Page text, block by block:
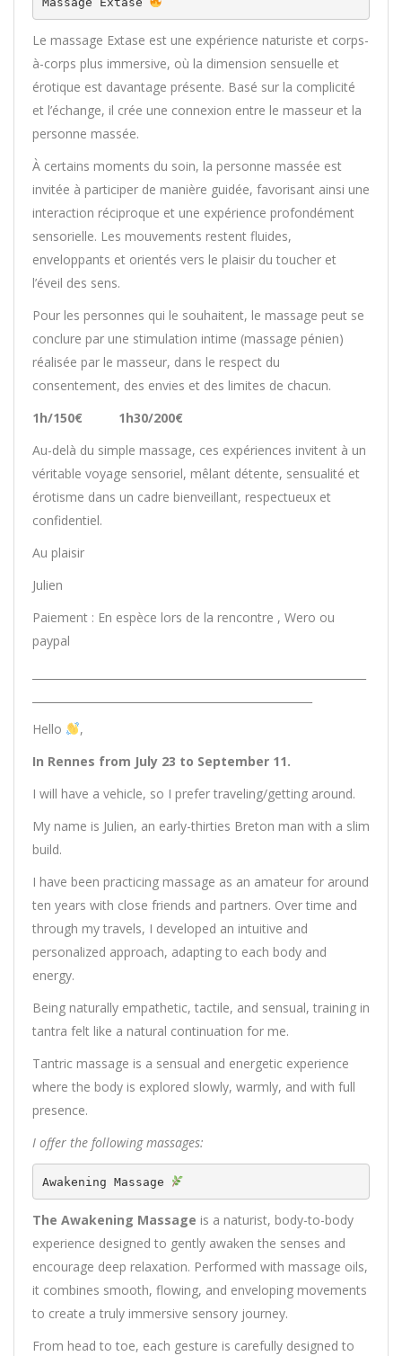
Le massage Extase est une expérience naturiste et corps-
à-corps plus immersive, où la dimension sensuelle et
érotique est davantage présente. Basé sur la complicité
et l’échange, il crée une connexion entre le masseur et la
personne massée.
À certains moments du soin, la personne massée est
invitée à participer de manière guidée, favorisant ainsi une
interaction réciproque et une expérience profondément
sensorielle. Les mouvements restent fluides,
enveloppants et orientés vers le plaisir du toucher et
l’éveil des sens.
Pour les personnes qui le souhaitent, le massage peut se
conclure par une stimulation intime (massage pénien)
réalisée par le masseur, dans le respect du
consentement, des envies et des limites de chacun.
1h/150€ 1h30/200€
Au-delà du simple massage, ces expériences invitent à un
véritable voyage sensoriel, mêlant détente, sensualité et
érotisme dans un cadre bienveillant, respectueux et
confidentiel.
Au plaisir
Julien
Paiement : En espèce lors de la rencontre , Wero ou
paypal
Hello
,
In Rennes from July 23 to September 11.
I will have a vehicle, so I prefer traveling/getting around.
My name is Julien, an early-thirties Breton man with a slim
build.
I have been practicing massage as an amateur for around
ten years with close friends and partners. Over time and
through my travels, I developed an intuitive and
personalized approach, adapting to each body and
energy.
Being naturally empathetic, tactile, and sensual, training in
tantra felt like a natural continuation for me.
Tantric massage is a sensual and energetic experience
where the body is explored slowly, warmly, and with full
presence.
I offer the following massages:
Awakening Massage
The Awakening Massage is a naturist, body-to-body
experience designed to gently awaken the senses and
encourage deep relaxation. Performed with massage oils,
it combines smooth, flowing, and enveloping movements
to create a truly immersive sensory journey.
From head to toe, each gesture is carefully designed to